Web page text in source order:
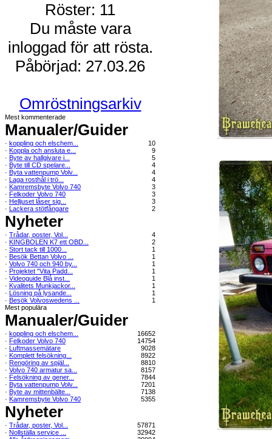
Röster: 11
Du måste vara
inloggad för att rösta.
Påbörjad: 27.03.26
Omröstningsarkiv
Mest kommenterade
Manualer/Guider
· koppling och elschem...
10
· Koppla och ansluta e...
9
· Byte av hallgivare i...
5
· Byte till CD spelare...
4
· Byta vattenpump Volv...
4
· Laga rosthål i trö...
4
· Kamremsbyte Volvo 740
3
· Felkoder Volvo 740
3
· Helljuset låser sig...
3
· Lackera stötfångare 2
Nyheter
· Trådar, poster, Vol...
4
· KINGBOLEN K7 ett OBD...
2
· Stort tack till 1000...
1
· Besök Bettan Volvo ...
1
· Volvo 740 och 940 by...
1
· Projektet "Vita Padd...
1
· Videoguide Blå inst...
1
· Kvalitets Munkjackor...
1
· Lösning på lysande...
1
· Besök Volvoswedens ...
1
Mest populära
Manualer/Guider
· koppling och elschem...
16652
· Felkoder Volvo 740
14754
· Luftmassemätare
9028
· Komplett felsökning...
8922
· Rengöring av spjäl...
8810
· Volvo 740 armatur sa...
8157
· Felsökning av gener...
7844
· Byta vattenpump Volv...
7201
· Byte av mittenbälte...
7138
· Kamremsbyte Volvo 740 5355
Nyheter
· Trådar, poster, Vol...
57871
· Nollställa service ...
32942